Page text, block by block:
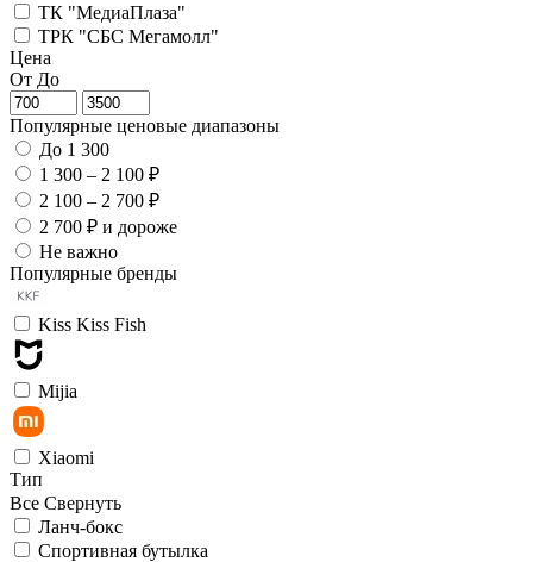
ТК "МедиаПлаза"
ТРК "СБС Мегамолл"
Цена
От До
Популярные ценовые диапазоны
До 1 300
1 300 – 2 100 ₽
2 100 – 2 700 ₽
2 700 ₽ и дороже
Не важно
Популярные бренды
Kiss Kiss Fish
Mijia
Xiaomi
Тип
Все Свернуть
Ланч-бокс
Спортивная бутылка